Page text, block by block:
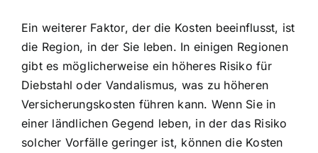
Ein weiterer Faktor, der die Kosten beeinflusst, ist
die Region, in der Sie leben. In einigen Regionen
gibt es möglicherweise ein höheres Risiko für
Diebstahl oder Vandalismus, was zu höheren
Versicherungskosten führen kann. Wenn Sie in
einer ländlichen Gegend leben, in der das Risiko
solcher Vorfälle geringer ist, können die Kosten